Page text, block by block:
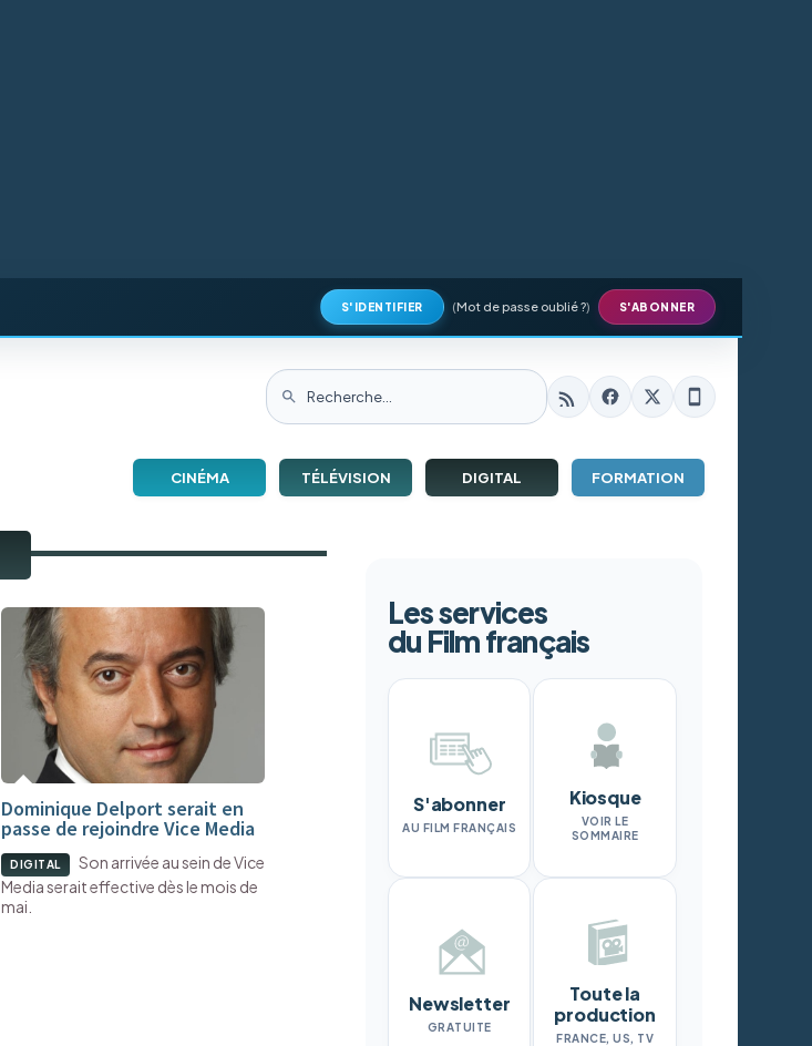
S'IDENTIFIER (Mot de passe oublié ?) S'ABONNER
CINÉMA TÉLÉVISION DIGITAL FORMATION
Dominique Delport serait en
passe de rejoindre Vice Media
DIGITAL
Son arrivée au sein de Vice
Media serait effective dès le mois de
mai.
Les services
du Film français
S'abonner
AU FILM FRANÇAIS
Kiosque
VOIR LE
SOMMAIRE
Newsletter
GRATUITE
Toute la
production
FRANCE, US, TV